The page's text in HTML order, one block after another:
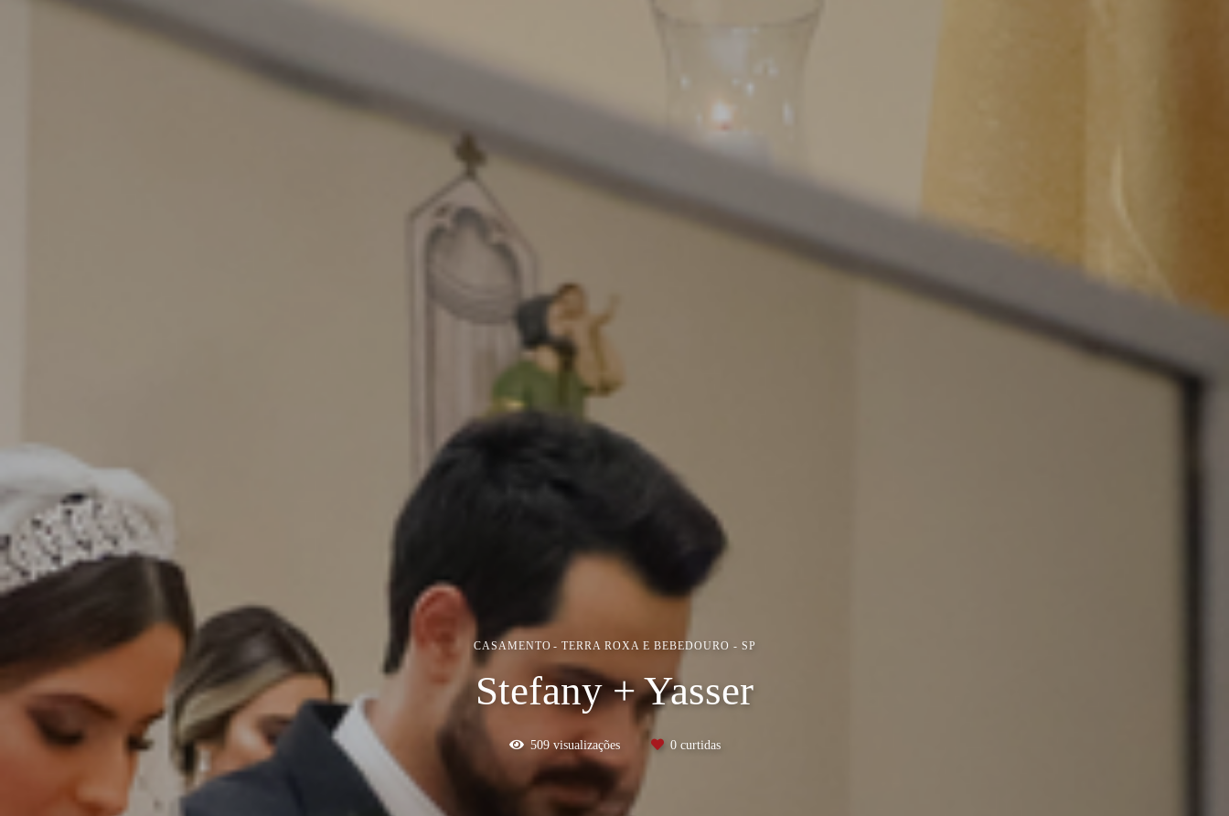
CASAMENTO TERRA ROXA E BEBEDOURO - SP
Stefany + Yasser
509visualizações 0curtidas